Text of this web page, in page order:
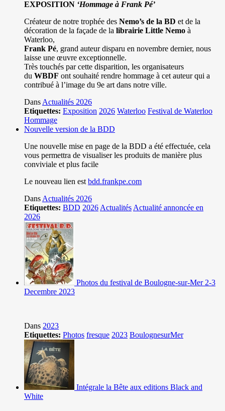
EXPOSITION ‘Hommage à Frank Pé’
Créateur de notre trophée des Nemo’s de la BD et de la
décoration de la façade de la librairie Little Nemo à
Waterloo,
Frank Pé, grand auteur disparu en novembre dernier, nous
laisse une œuvre exceptionnelle.
Très touchés par cette disparition, les organisateurs
du WBDF ont souhaité rendre hommage à cet auteur qui a
contribué à l’image du 9e art dans notre ville.
DansActualités 2026
Etiquettes: Exposition 2026 Waterloo Festival de Waterloo
Hommage
Nouvelle version de la BDD
Une nouvelle mise en page de la BDD a été effectuée, cela
vous permettra de visualiser les produits de manière plus
conviviale et plus facile
Le nouveau lien estbdd.frankpe.com
DansActualités 2026
Etiquettes: BDD 2026ActualitésActualité annoncée en
2026
Photos du festival de Boulogne-sur-Mer 2-3
Decembre 2023
Dans 2023
Etiquettes: Photos fresque 2023 BoulognesurMer
Intégrale la Bête aux editions Black and
White